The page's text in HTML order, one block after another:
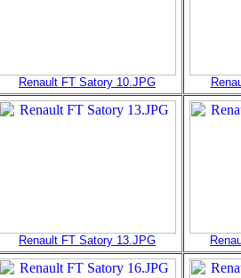
Renault FT Satory 10.JPG
Renault FT Satory 13.JPG